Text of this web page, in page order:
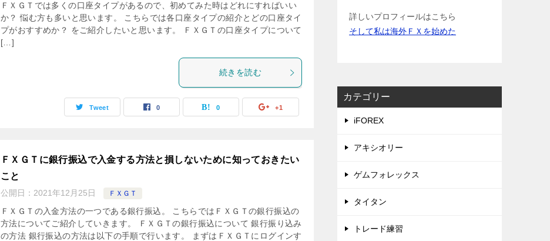
ＦＸＧＴでは多くの口座タイプがあるので、初めてみた時はどれにすればいい
か？ 悩む方も多いと思います。 こちらでは各口座タイプの紹介とどの口座タイ
プがおすすめか？ をご紹介したいと思います。 ＦＸＧＴの口座タイプについて
[…]
続きを読む
Tweet 0 0 +1
ＦＸＧＴに銀行振込で入金する方法と損しないために知っておきたい
こと
公開日： 2021年12月25日 ＦＸＧＴ
ＦＸＧＴの入金方法の一つである銀行振込。 こちらではＦＸＧＴの銀行振込の
方法についてご紹介していきます。 ＦＸＧＴの銀行振込について 銀行振り込み
の方法 銀行振込の方法は以下の手順で行います。 まずはＦＸＧＴにログインす
詳しいプロフィールはこちら
そして私は海外ＦＸを始めた
カテゴリー
iFOREX
アキシオリー
ゲムフォレックス
タイタン
トレード練習